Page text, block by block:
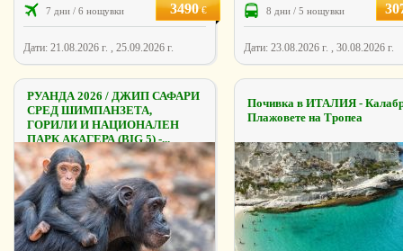
7 дни / 6 нощувки 3490€
Дати: 21.08.2026 г. , 25.09.2026 г.
8 дни / 5 нощувки
Дати: 23.08.2026 г. , 30.08.2026 г.
РУАНДА 2026 / ДЖИП САФАРИ
СРЕД ШИМПАНЗЕТА,
ГОРИЛИ И НАЦИОНАЛЕН
ПАРК АКАГЕРА (BIG 5) -...
Почивка в ИТАЛИЯ -
Плажовете на Тропеа